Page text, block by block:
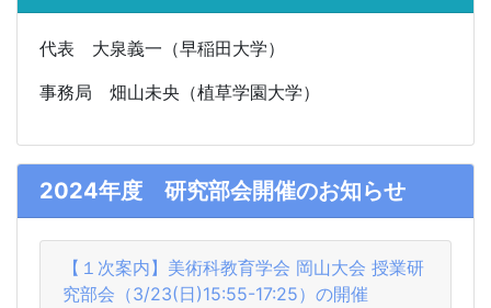
代表 大泉義一（早稲田大学）
事務局 畑山未央（植草学園大学）
2024年度 研究部会開催のお知らせ
【１次案内】美術科教育学会 岡山大会 授業研
究部会（3/23(日)15:55-17:25）の開催